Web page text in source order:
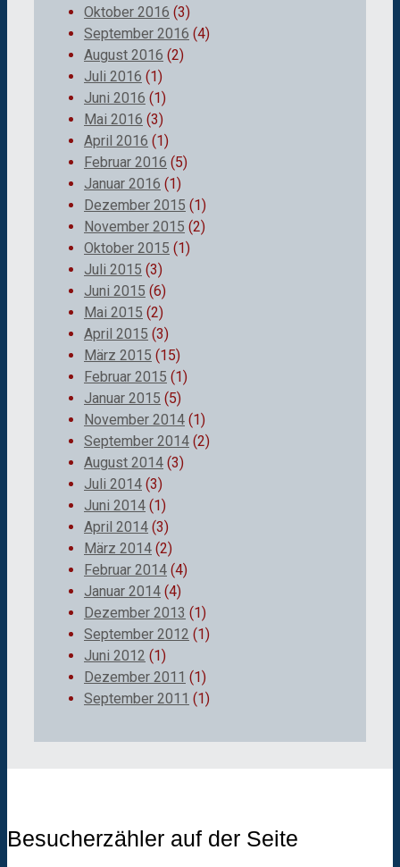
Oktober 2016 (3)
September 2016 (4)
August 2016 (2)
Juli 2016 (1)
Juni 2016 (1)
Mai 2016 (3)
April 2016 (1)
Februar 2016 (5)
Januar 2016 (1)
Dezember 2015 (1)
November 2015 (2)
Oktober 2015 (1)
Juli 2015 (3)
Juni 2015 (6)
Mai 2015 (2)
April 2015 (3)
März 2015 (15)
Februar 2015 (1)
Januar 2015 (5)
November 2014 (1)
September 2014 (2)
August 2014 (3)
Juli 2014 (3)
Juni 2014 (1)
April 2014 (3)
März 2014 (2)
Februar 2014 (4)
Januar 2014 (4)
Dezember 2013 (1)
September 2012 (1)
Juni 2012 (1)
Dezember 2011 (1)
September 2011 (1)
Besucherzähler auf der Seite